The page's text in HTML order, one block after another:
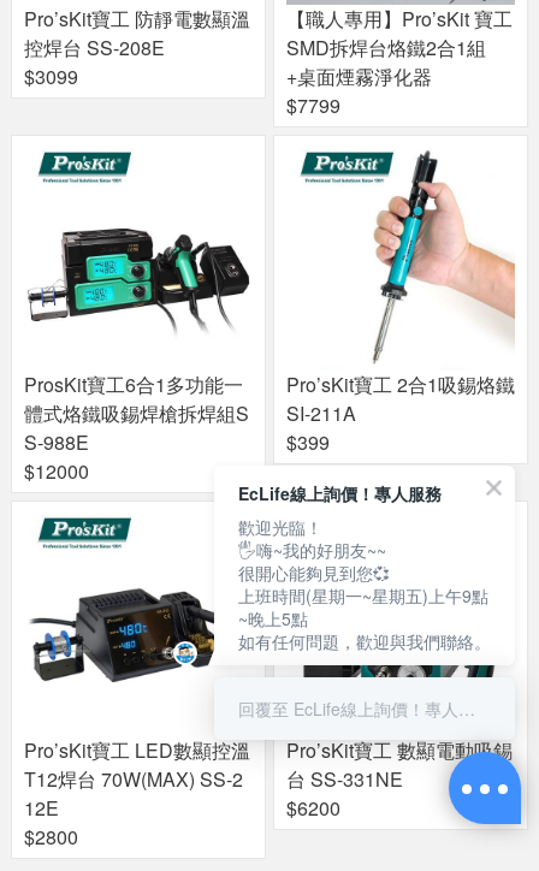
Pro’sKit寶工 防靜電數顯溫
控焊台 SS-208E
$3099
【職人專用】Pro’sKit 寶工
SMD拆焊台烙鐵2合1組
+桌面煙霧淨化器
$7799
ProsKit寶工6合1多功能一
體式烙鐵吸錫焊槍拆焊組S
S-988E
$12000
Pro’sKit寶工 2合1吸錫烙鐵
SI-211A
$399
Pro’sKit寶工 LED數顯控溫
T12焊台 70W(MAX) SS-2
12E
$2800
Pro’sKit寶工 數顯電動吸錫
台 SS-331NE
$6200
EcLife線上詢價！專人服務
歡迎光臨！
🖐嗨~我的好朋友~~
很開心能夠見到您💞
上班時間(星期一~星期五)上午9點
~晚上5點
如有任何問題，歡迎與我們聯絡。
回覆至 EcLife線上詢價！專人服務